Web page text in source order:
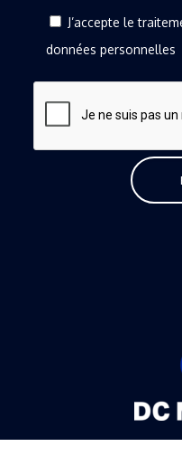
J’accepte le
données personnelles